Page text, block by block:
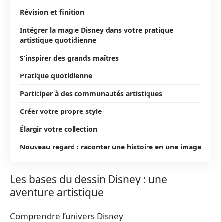
Révision et finition
Intégrer la magie Disney dans votre pratique
artistique quotidienne
S’inspirer des grands maîtres
Pratique quotidienne
Participer à des communautés artistiques
Créer votre propre style
Élargir votre collection
Nouveau regard : raconter une histoire en une image
Les bases du dessin Disney : une
aventure artistique
Comprendre l’univers Disney